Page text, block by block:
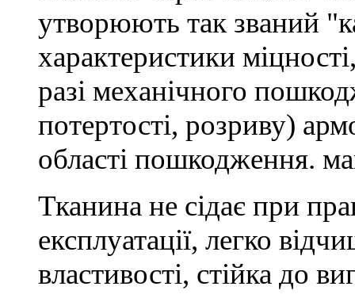
утворюють так званий
характеристики
разі механічного
потертості, розриву)
області пошкодження.
Тканина не сідає при
експлуатації, легко
властивості, стійка до